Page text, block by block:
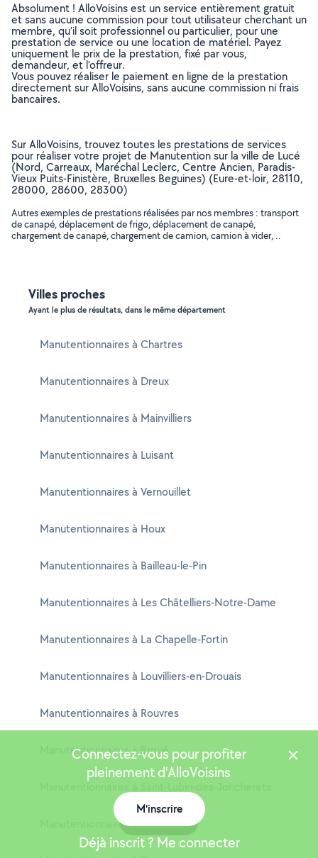
Absolument ! AlloVoisins est un service entièrement gratuit
et sans aucune commission pour tout utilisateur cherchant un
membre, qu’il soit professionnel ou particulier, pour une
prestation de service ou une location de matériel. Payez
uniquement le prix de la prestation, fixé par vous,
demandeur, et l’offreur.
Vous pouvez réaliser le paiement en ligne de la prestation
directement sur AlloVoisins, sans aucune commission ni frais
bancaires.
Sur AlloVoisins, trouvez toutes les prestations de services
pour réaliser votre projet de Manutention sur la ville de Lucé
(Nord, Carreaux, Maréchal Leclerc, Centre Ancien, Paradis-
Vieux Puits-Finistère, Bruxelles Beguines) (Eure-et-loir, 28110,
28000, 28600, 28300)
Autres exemples de prestations réalisées par nos membres : transport
de canapé, déplacement de frigo, déplacement de canapé,
chargement de canapé, chargement de camion, camion à vider, ..
Villes proches
Ayant le plus de résultats, dans le même département
Manutentionnaires à Chartres
Manutentionnaires à Dreux
Manutentionnaires à Mainvilliers
Manutentionnaires à Luisant
Manutentionnaires à Vernouillet
Manutentionnaires à Houx
Manutentionnaires à Bailleau-le-Pin
Manutentionnaires à Les Châtelliers-Notre-Dame
Manutentionnaires à La Chapelle-Fortin
Manutentionnaires à Louvilliers-en-Drouais
Manutentionnaires à Rouvres
Manutentionnaires à Broué
Manutentionnaires à Cernay
Connectez-vous pour profiter
pleinement d'AlloVoisins
M'inscrire
Déjà inscrit ? Me connecter